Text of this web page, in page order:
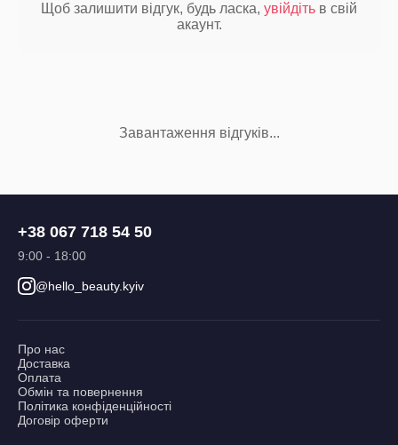
Щоб залишити відгук, будь ласка, увійдіть в свій
акаунт.
Завантаження відгуків...
+38 067 718 54 50
9:00 - 18:00
@hello_beauty.kyiv
Про нас
Доставка
Оплата
Обмін та повернення
Політика конфіденційності
Договір оферти